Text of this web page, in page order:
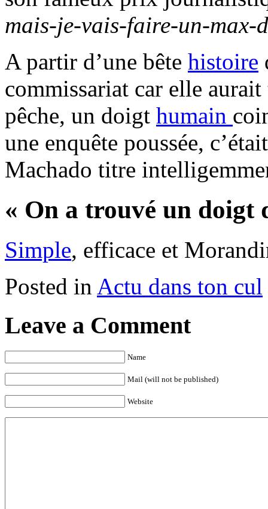
mais-je-vais-faire-un-
A partir d’une bête histoire
commissariat car elle
pêche, un doigt humain
une enquête poussée,
Machado titre
« On a trouvé un doigt
Simple, efficace et
Posted in Actu dans ton cul
Leave a Comment
Name
Mail (will not be published)
Website